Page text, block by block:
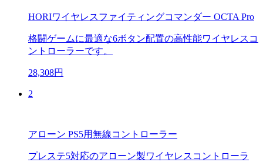
HORIワイヤレスファイティングコマンダー OCTA Pro
格闘ゲームに最適な6ボタン配置の高性能ワイヤレスコ
ントローラーです。
28,308円
2
アローン PS5用無線コントローラー
プレステ5対応のアローン製ワイヤレスコントローラ